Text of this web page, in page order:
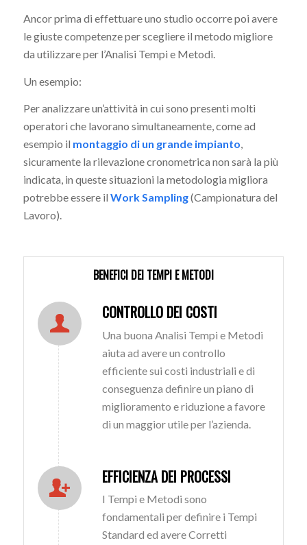
Ancor prima di effettuare uno studio occorre poi avere
le giuste competenze per scegliere il metodo migliore
da utilizzare per l’Analisi Tempi e Metodi.
Un esempio:
Per analizzare un’attività in cui sono presenti molti
operatori che lavorano simultaneamente, come ad
esempio il montaggio di un grande impianto,
sicuramente la rilevazione cronometrica non sarà la più
indicata, in queste situazioni la metodologia migliora
potrebbe essere il Work Sampling(Campionatura del
Lavoro).
BENEFICI DEI TEMPI E METODI
CONTROLLO DEI COSTI
Una buona Analisi Tempi e Metodi
aiuta ad avere un controllo
efficiente sui costi industriali e di
conseguenza definire un piano di
miglioramento e riduzione a favore
di un maggior utile per l’azienda.
EFFICIENZA DEI PROCESSI
I Tempi e Metodi sono
fondamentali per definire i Tempi
Standard ed avere Corretti